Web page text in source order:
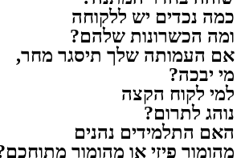
כמה נכדים יש ללקוחה
ומה הכשרונות שלהם?
אם העמותה שלך תיסגר מחר,
מי יבכה?
למי לקוח הקצה
נוהג לתרום?
האם התלמידים נהנים
מהומור פיזי או מהומור מתוחכם?